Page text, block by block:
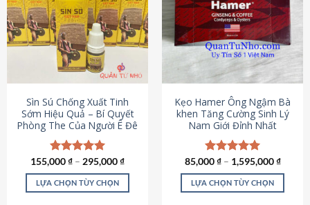
thể.
Các
tùy
chọn
có
thể
được
chọn
trên
trang
sản
phẩm
Sìn Sú Chống Xuất Tinh
Sớm Hiệu Quả – Bí Quyết
Phòng The Của Người Ê Đê
Được xếp
hạng4.95
5 sao
155,000₫ – 295,000₫
LỰA CHỌN TÙY CHỌN
Kẹo Hamer Ông Ngậm Bà
khen Tăng Cường Sinh Lý
Nam Giới Đỉnh Nhất
Được xếp
hạng5.00
5 sao
85,000₫– 1,595,000₫
LỰA CHỌN TÙY CHỌN